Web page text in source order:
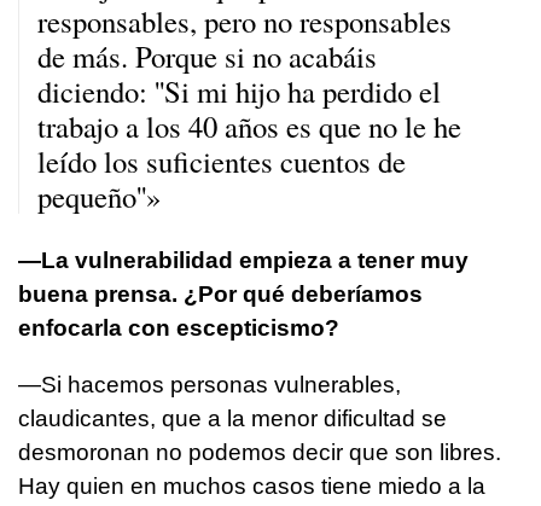
responsables, pero no responsables
de más. Porque si no acabáis
diciendo: ''Si mi hijo ha perdido el
trabajo a los 40 años es que no le he
leído los suficientes cuentos de
pequeño''»
—La vulnerabilidad empieza a tener muy
buena prensa. ¿Por qué deberíamos
enfocarla con escepticismo?
—Si hacemos personas vulnerables,
claudicantes, que a la menor dificultad se
desmoronan no podemos decir que son libres.
Hay quien en muchos casos tiene miedo a la